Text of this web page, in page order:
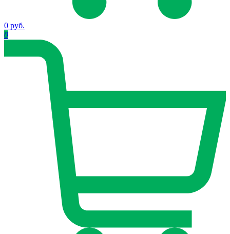
0 руб.
0